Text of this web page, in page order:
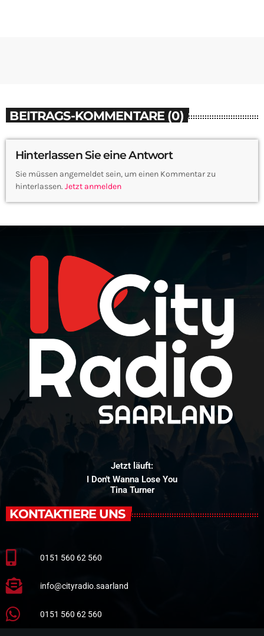
BEITRAGS-KOMMENTARE (0)
Hinterlassen Sie eine Antwort
Sie müssen angemeldet sein, um einen Kommentar zu
hinterlassen. Jetzt anmelden
Jetzt läuft:
I Don't Wanna Lose You
Tina Turner
KONTAKTIERE UNS
0151 560 62 560
info@cityradio.saarland
0151 560 62 560